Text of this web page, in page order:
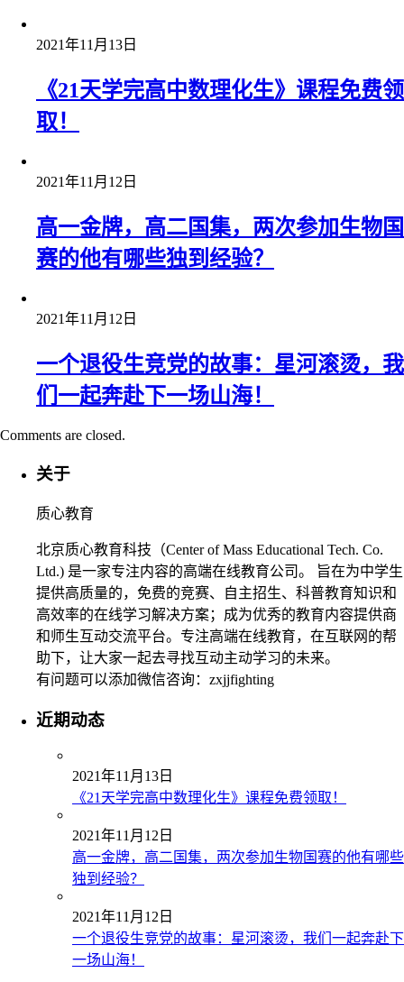
2021年11月13日
《21天学完高中数理化生》课程免费领
取！
2021年11月12日
高一金牌，高二国集，两次参加生物国
赛的他有哪些独到经验？
2021年11月12日
一个退役生竞党的故事：星河滚烫，我
们一起奔赴下一场山海！
Comments are closed.
关于
质心教育
北京质心教育科技（Center of Mass Educational Tech. Co.
Ltd.) 是一家专注内容的高端在线教育公司。 旨在为中学生
提供高质量的，免费的竞赛、自主招生、科普教育知识和
高效率的在线学习解决方案；成为优秀的教育内容提供商
和师生互动交流平台。专注高端在线教育，在互联网的帮
助下，让大家一起去寻找互动主动学习的未来。
有问题可以添加微信咨询：zxjjfighting
近期动态
2021年11月13日
《21天学完高中数理化生》课程免费领取！
2021年11月12日
高一金牌，高二国集，两次参加生物国赛的他有哪些
独到经验？
2021年11月12日
一个退役生竞党的故事：星河滚烫，我们一起奔赴下
一场山海！